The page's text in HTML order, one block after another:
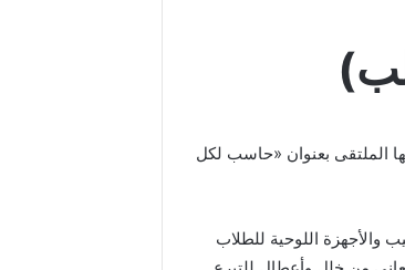
الملتقى بعنوان «حاسب لكل
اللوحية للطلاب